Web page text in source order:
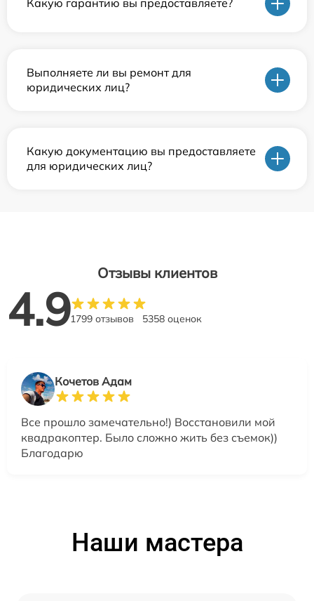
Какую гарантию вы предоставляете?
Выполняете ли вы ремонт для
юридических лиц?
Какую документацию вы предоставляете
для юридических лиц?
Отзывы клиентов
4.91799 отзывов 5358 оценок
Кочетов Адам
Все прошло замечательно!) Восстановили мой
квадракоптер. Было сложно жить без съемок))
Благодарю
Наши мастера